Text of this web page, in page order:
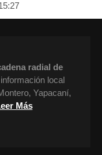
radial de
local
Yapacaní,
Más